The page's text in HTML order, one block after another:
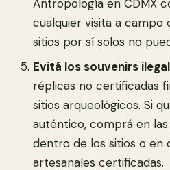
Antropología en CDMX
cualquier visita a
sitios por sí solos no
Evitá los souvenirs
réplicas no certificadas
sitios arqueológicos. Si
auténtico, comprá en
dentro de los sitios o en
artesanales certificadas.